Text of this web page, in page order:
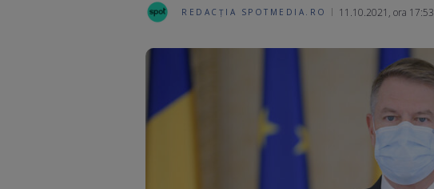
REDACȚIA SPOTMEDIA.RO 11.10.2021, ora 17:53